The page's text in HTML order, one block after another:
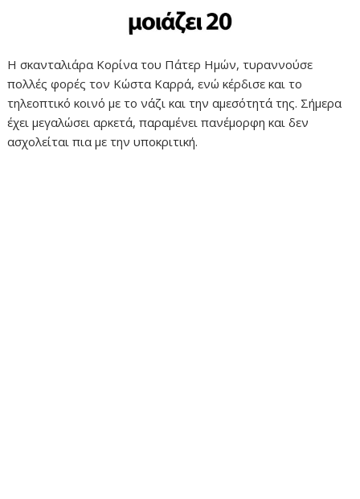
Η σκανταλιάρα Κορίνα του Πάτερ Ημών, τυραννούσε
πολλές φορές τον Κώστα Καρρά, ενώ κέρδισε και το
τηλεοπτικό κοινό με το νάζι και την αμεσότητά της. Σήμερα
έχει μεγαλώσει αρκετά, παραμένει πανέμορφη και δεν
ασχολείται πια με την υποκριτική.